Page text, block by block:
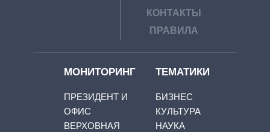
КОНТАКТЫ
ПРАВИЛА
МОНИТОРИНГ
ПРЕЗИДЕНТ И
ОФИС
ВЕРХОВНАЯ
ТЕМАТИКИ
БИЗНЕС
КУЛЬТУРА
НАУКА